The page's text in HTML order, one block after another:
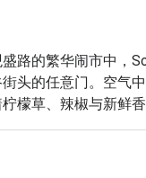
路的繁华闹市中，
头的任意门。空气
檬草、辣椒与新鲜
爱的吉隆坡餐厅由
泰国美食的灵魂精髓
直接，吸引着无数渴